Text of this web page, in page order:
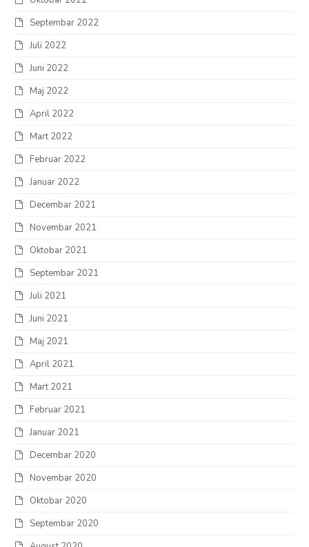
Septembar 2022
Juli 2022
Juni 2022
Maj 2022
April 2022
Mart 2022
Februar 2022
Januar 2022
Decembar 2021
Novembar 2021
Oktobar 2021
Septembar 2021
Juli 2021
Juni 2021
Maj 2021
April 2021
Mart 2021
Februar 2021
Januar 2021
Decembar 2020
Novembar 2020
Oktobar 2020
Septembar 2020